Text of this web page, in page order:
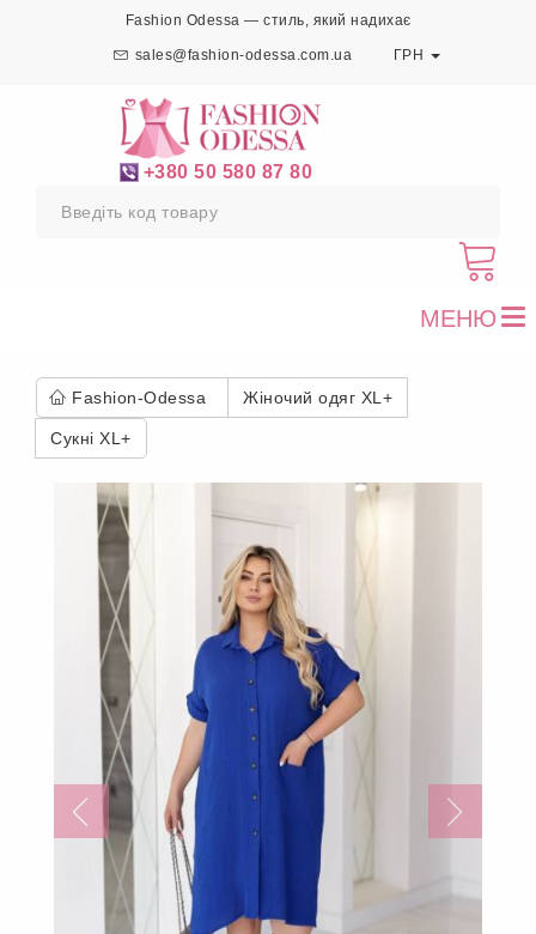
Fashion Odessa — стиль, який надихає
sales@fashion-odessa.com.ua ГРН
+380 50 580 87 80
МЕНЮ
Fashion-Odessa Жіночий одяг XL+
Сукні XL+